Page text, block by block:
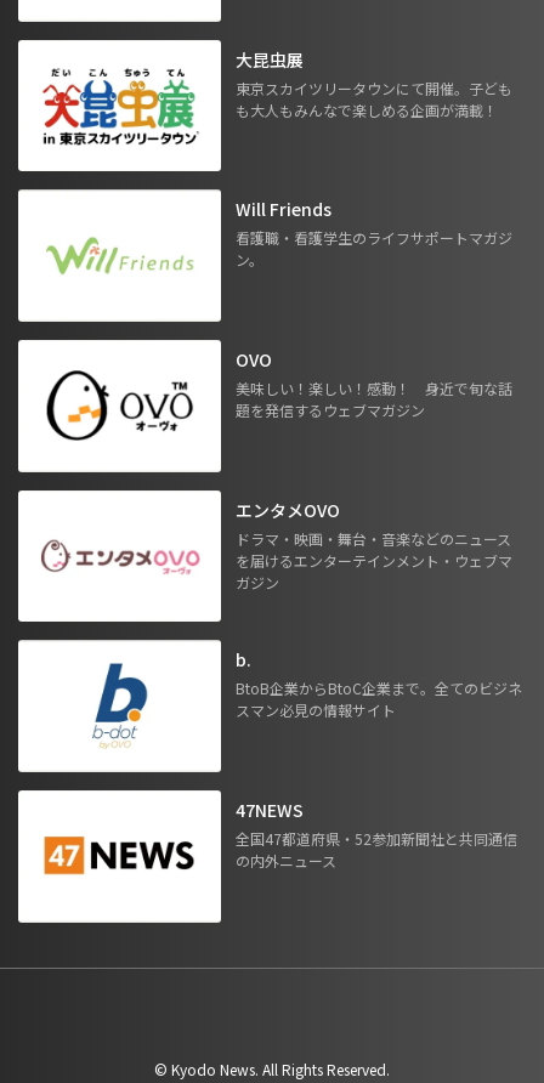
大昆虫展
東京スカイツリータウンにて開催。子ども
も大人もみんなで楽しめる企画が満載！
Will Friends
看護職・看護学生のライフサポートマガジ
ン。
OVO
美味しい！楽しい！感動！ 身近で旬な話
題を発信するウェブマガジン
エンタメOVO
ドラマ・映画・舞台・音楽などのニュース
を届けるエンターテインメント・ウェブマ
ガジン
b.
BtoB企業からBtoC企業まで。全てのビジネ
スマン必見の情報サイト
47NEWS
全国47都道府県・52参加新聞社と共同通信
の内外ニュース
©︎ Kyodo News. All Rights Reserved.